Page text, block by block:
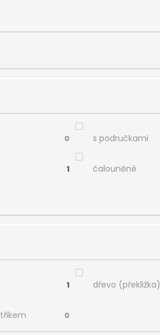
0 s područkami
1 čalouněné
1 dřevo (překližka)
0